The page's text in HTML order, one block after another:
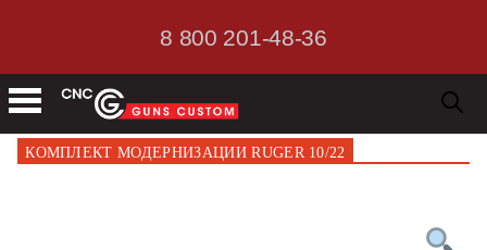
8 800 201-48-36
КОМПЛЕКТ МОДЕРНИЗАЦИИ RUGER 10/22